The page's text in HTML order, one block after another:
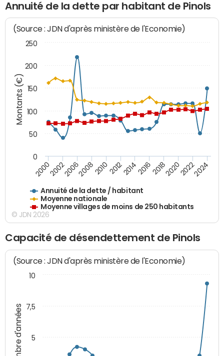
Annuité de la dette par habitant de Pinols
Montants (€)
(Source : JDN d'après ministère de l'Economie)
Annuité de la dette / habitant
Moyenne nationale
Moyenne villages de moins de 250 habitants
200020022006200820102012201420162018202020222024
0
50
100
150
200
250
© JDN 2026
Capacité de désendettement de Pinols
Nombre d'années
(Source : JDN d'après ministère de l'Economie)
5
7,5
10